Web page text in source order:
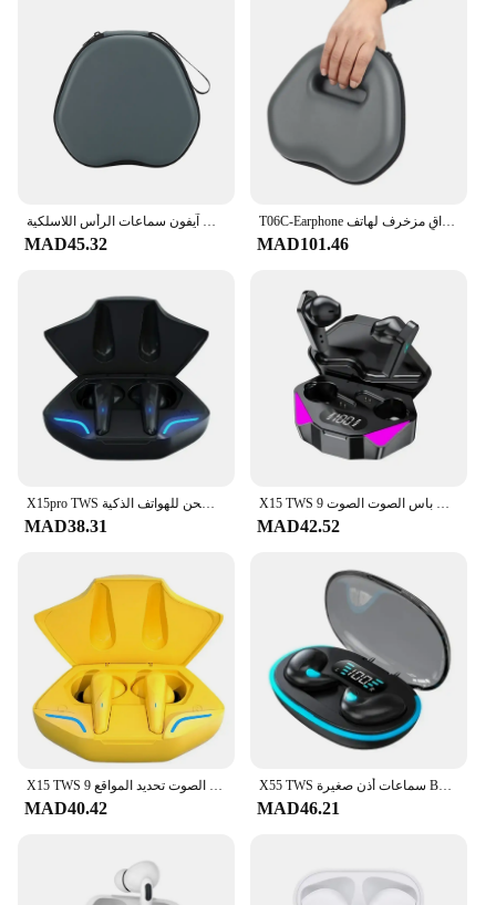
سماعة غطاء واقٍ مزخرف لهاتف آيفون سماعات الرأس اللاسلكية Airpods Max صندوق حمل صندوق تخزين سماعات السفر المحمولة
MAD45.32
T06C-Earphone غطاء واقٍ مزخرف لهاتف Airpods Max سماعات الرأس اللاسلكية صندوق حمل غطاء تخزين محمول
MAD101.46
X15pro TWS سماعات بلوتوث سماعة رأس ستيريو سماعات أذن رياضية سماعات لاسلكية مع ميكروفونات صندوق شحن للهواتف الذكية
MAD38.31
X15 TWS سماعة الألعاب سماعة لاسلكية تعمل بالبلوتوث سماعة مع ميكروفون باس الصوت الصوت 9D ستيريو الموسيقى HiFi سماعة لجميع الهواتف
MAD42.52
X15 TWS سماعات الألعاب سماعة لاسلكية تعمل بالبلوتوث سماعات مع هيئة التصنيع العسكري باس الصوت تحديد المواقع 9D ستيريو الموسيقى HiFi سماعة للاعبين
MAD40.42
X55 TWS سماعات أذن صغيرة BT5.3 سماعة أذن لاسلكية IPX5 سماعات للحد من الضوضاء الرياضة سماعات أذن بلوتوث ستيريو سماعة الموسيقى
MAD46.21